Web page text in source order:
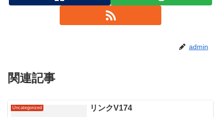
admin
関連記事
Uncategorized リンクV174